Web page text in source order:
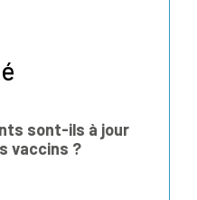
sont-ils à jour
vaccins ?